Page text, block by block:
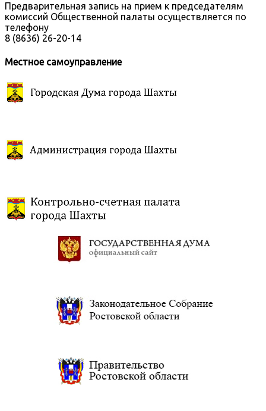
Предварительная запись на прием к председателям
комиссий Общественной палаты осуществляется по
телефону
8 (8636) 26-20-14
Местное самоуправление